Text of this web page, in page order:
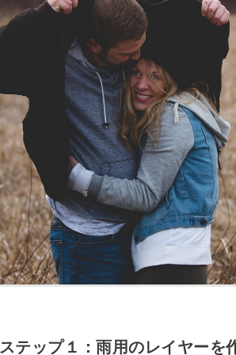
ステップ１：雨用のレイヤーを